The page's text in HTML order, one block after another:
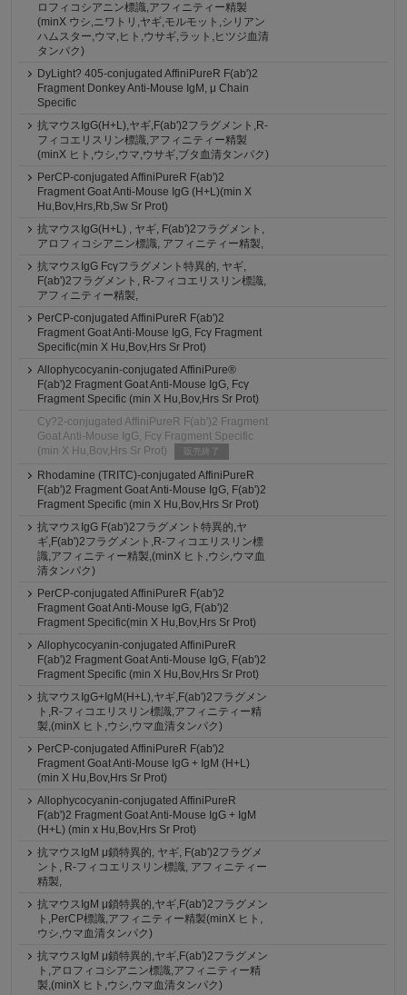
ロフィコシアニン標識,アフィニティー精製
(minX ウシ,ニワトリ,ヤギ,モルモット,シリアン
ハムスター,ウマ,ヒト,ウサギ,ラット,ヒツジ血清
タンパク)
DyLight? 405-conjugated AffiniPureR F(ab')2
Fragment Donkey Anti-Mouse IgM, μ Chain
Specific
抗マウスIgG(H+L),ヤギ,F(ab')2フラグメント,R-
フィコエリスリン標識,アフィニティー精製
(minX ヒト,ウシ,ウマ,ウサギ,ブタ血清タンパク)
PerCP-conjugated AffiniPureR F(ab')2
Fragment Goat Anti-Mouse IgG (H+L)(min X
Hu,Bov,Hrs,Rb,Sw Sr Prot)
抗マウスIgG(H+L) , ヤギ, F(ab')2フラグメント,
アロフィコシアニン標識, アフィニティー精製,
抗マウスIgG Fcγフラグメント特異的, ヤギ,
F(ab')2フラグメント, R-フィコエリスリン標識,
アフィニティー精製,
PerCP-conjugated AffiniPureR F(ab')2
Fragment Goat Anti-Mouse IgG, Fcγ Fragment
Specific(min X Hu,Bov,Hrs Sr Prot)
Allophycocyanin-conjugated AffiniPure®
F(ab')2 Fragment Goat Anti-Mouse IgG, Fcγ
Fragment Specific (min X Hu,Bov,Hrs Sr Prot)
Cy?2-conjugated AffiniPureR F(ab')2 Fragment
Goat Anti-Mouse IgG, Fcγ Fragment Specific
(min X Hu,Bov,Hrs Sr Prot)
販売終了
Rhodamine (TRITC)-conjugated AffiniPureR
F(ab')2 Fragment Goat Anti-Mouse IgG, F(ab')2
Fragment Specific (min X Hu,Bov,Hrs Sr Prot)
抗マウスIgG F(ab')2フラグメント特異的,ヤ
ギ,F(ab')2フラグメント,R-フィコエリスリン標
識,アフィニティー精製,(minX ヒト,ウシ,ウマ血
清タンパク)
PerCP-conjugated AffiniPureR F(ab')2
Fragment Goat Anti-Mouse IgG, F(ab')2
Fragment Specific(min X Hu,Bov,Hrs Sr Prot)
Allophycocyanin-conjugated AffiniPureR
F(ab')2 Fragment Goat Anti-Mouse IgG, F(ab')2
Fragment Specific (min X Hu,Bov,Hrs Sr Prot)
抗マウスIgG+IgM(H+L),ヤギ,F(ab')2フラグメン
ト,R-フィコエリスリン標識,アフィニティー精
製,(minX ヒト,ウシ,ウマ血清タンパク)
PerCP-conjugated AffiniPureR F(ab')2
Fragment Goat Anti-Mouse IgG + IgM (H+L)
(min X Hu,Bov,Hrs Sr Prot)
Allophycocyanin-conjugated AffiniPureR
F(ab')2 Fragment Goat Anti-Mouse IgG + IgM
(H+L) (min x Hu,Bov,Hrs Sr Prot)
抗マウスIgM μ鎖特異的, ヤギ, F(ab')2フラグメ
ント, R-フィコエリスリン標識, アフィニティー
精製,
抗マウスIgM μ鎖特異的,ヤギ,F(ab')2フラグメン
ト,PerCP標識,アフィニティー精製(minX ヒト,
ウシ,ウマ血清タンパク)
抗マウスIgM μ鎖特異的,ヤギ,F(ab')2フラグメン
ト,アロフィコシアニン標識,アフィニティー精
製,(minX ヒト,ウシ,ウマ血清タンパク)